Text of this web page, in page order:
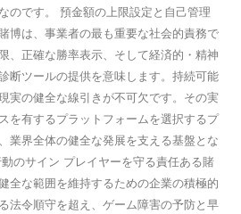
のです。 預金額の上限設定と自己管理
博は、事業者の最も重要な社会的責務で
、正確な勝率表示、そして経済的・精神
断ツールの提供を意味します。持続可能
実の健全な線引きが不可欠です。その実
を有するプラットフォームを選択するプ
業界全体の健全な発展を支える基盤とな
のサイン プレイヤーを守る責任ある賭
全な範囲を維持するための企業の積極的
法令順守を超え、ゲーム障害の予防と早